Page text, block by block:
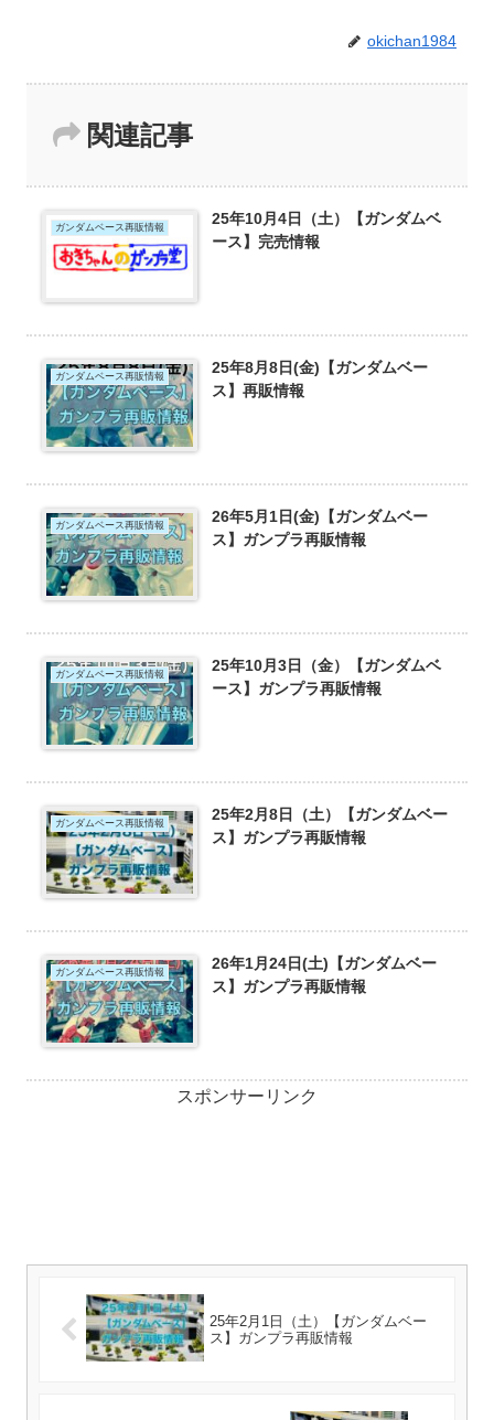
okichan1984
関連記事
ガンダムベース再販情報
25年10月4日（土）【ガンダムベ
ース】完売情報
ガンダムベース再販情報
25年8月8日(金)【ガンダムベー
ス】再販情報
ガンダムベース再販情報
26年5月1日(金)【ガンダムベー
ス】ガンプラ再販情報
ガンダムベース再販情報
25年10月3日（金）【ガンダムベ
ース】ガンプラ再販情報
ガンダムベース再販情報
25年2月8日（土）【ガンダムベー
ス】ガンプラ再販情報
ガンダムベース再販情報
26年1月24日(土)【ガンダムベー
ス】ガンプラ再販情報
スポンサーリンク
25年2月1日（土）【ガンダムベー
ス】ガンプラ再販情報